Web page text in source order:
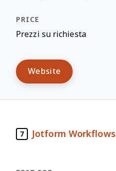
Prezzi su richiesta
Website
7 Jotform Workflows